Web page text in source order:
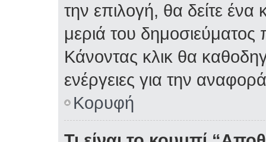
την επιλογή, θα δείτε
μεριά του
Κάνοντας κλικ θα
ενέργειες για την
Κορυφή